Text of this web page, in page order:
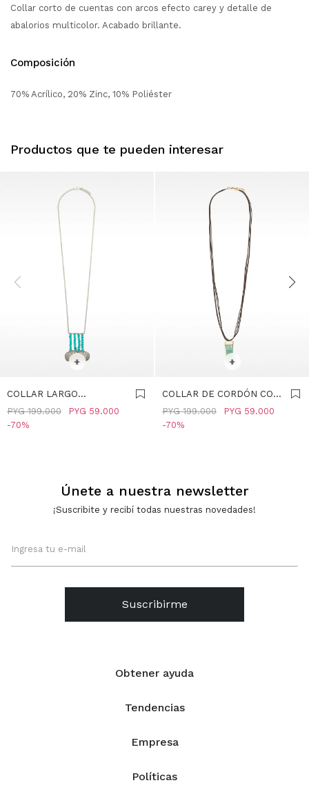
Collar corto de cuentas con arcos efecto carey y detalle de
abalorios multicolor. Acabado brillante.
Composición
70% Acrílico, 20% Zinc, 10% Poliéster
Productos que te pueden interesar
SELECCIONAR TALLE
+
COLLAR LARGO
COLGANTE CON PIEDRAS
Y MEDALLAS - AZUL
PYG 59.000
PYG 199.000
70
SELECCIONAR TALLE
+
COLLAR DE CORDÓN CON
COLGANTE DE PIEDRA -
MULTICOLOR
PYG 59.000
PYG 199.000
70
Obtener ayuda
Tendencias
Empresa
Políticas
Únete a nuestra newsletter
¡Suscribite y recibí todas nuestras novedades!
Suscribirme